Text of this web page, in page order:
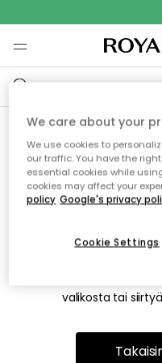
Emme
Tämä voi johtua siitä,
on siirretty muualle.
valikosta tai
We care about your
We use cookies to
our traffic. You have the
essential cookies while
cookies may affect your
policy Google's privacy
Cookie Settings